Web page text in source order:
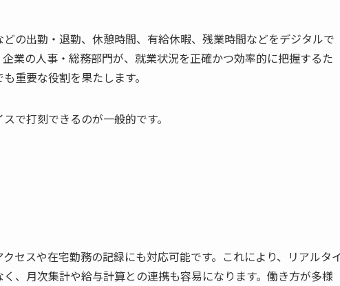
の出勤・退勤、休憩時間、有給休暇、残業時間などをデジタルで
業の人事・総務部門が、就業状況を正確かつ効率的に把握するた
重要な役割を果たします。
で打刻できるのが一般的です。
セスや在宅勤務の記録にも対応可能です。これにより、リアルタ
、月次集計や給与計算との連携も容易になります。働き方が多様